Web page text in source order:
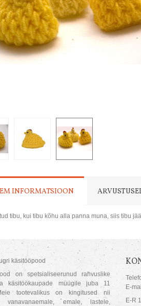
INFORMATSIOON
tibu, kui tibu kõhu alla panna muna, siis tibu
on spetsialiseerunud rahvuslike
käsitöökaupade müügile juba 11
tootevalikus on kingitused nii
vanavanaemale, emale, lastele,
E-
E-R